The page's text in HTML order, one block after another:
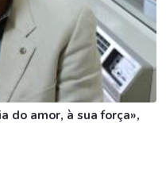
do amor, à sua força»,